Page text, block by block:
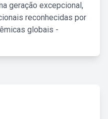
geração excepcional,
reconhecidas por
globais -